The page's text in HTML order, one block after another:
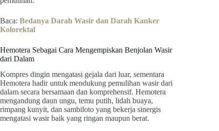
Baca: Bedanya Darah Wasir dan Darah Kanker
Kolorektal
Hemotera Sebagai Cara Mengempiskan Benjolan Wasir
dari Dalam
Kompres dingin mengatasi gejala dari luar, sementara
Hemotera hadir untuk mendukung pemulihan wasir dari
dalam secara bersamaan dan komprehensif. Hemotera
mengandung daun ungu, temu putih, lidah buaya,
rimpang kunyit, dan sambiloto yang bekerja sinergis
mengatasi wasir baik yang ringan maupun berat.